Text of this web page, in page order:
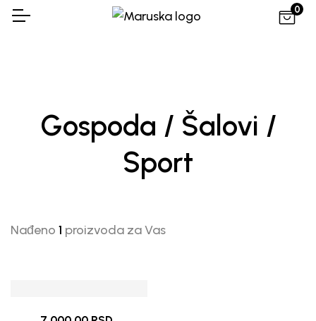
0
Gospoda / Šalovi /
Sport
Nađeno 1 proizvoda za Vas